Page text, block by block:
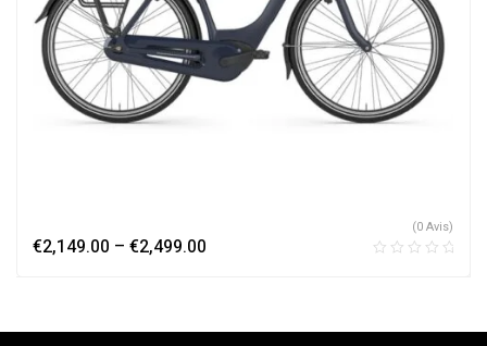
€2,149.00 – €2,499.00
(0 Avis)